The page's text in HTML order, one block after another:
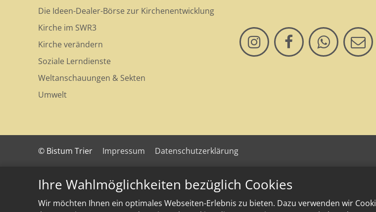
Ihre Wahlmöglichkeiten bezüglich Cookies
Wir möchten Ihnen ein optimales Webseiten-Erlebnis zu bieten. Dazu verwenden wir
Die Ideen-Dealer-Börse zur Kirchenentwicklung
Kirche im SWR3
Kirche verändern
Soziale Lerndienste
Weltanschauungen & Sekten
Umwelt
© Bistum Trier Impressum Datenschutzerklärung